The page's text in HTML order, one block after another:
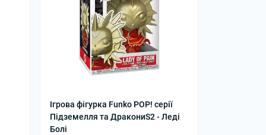
Ігрова фігурка Funko POP! серії
Підземелля та ДракониS2 - Леді
Болі